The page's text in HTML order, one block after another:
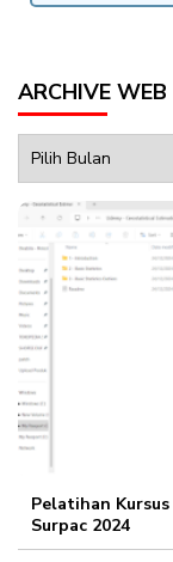
ARCHIVE WEB
Web
Pelatihan
Surpac 2024